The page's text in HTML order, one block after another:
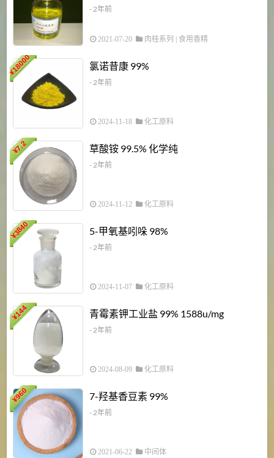
- 2年前
2021-07-20 肉桂系列 食用香精
¥
18000 氯诺昔康 99%
- 2年前
2024-11-18 化工原料
¥
7.2 草酸铵 99.5% 化学纯
- 2年前
2024-11-12 化工原料
¥
3840 5-甲氧基吲哚 98%
- 2年前
2024-11-07 化工原料
¥
144 青霉素钾工业盐 99% 1588u/mg
- 2年前
2024-08-09 化工原料
¥
960 7-羟基香豆素 99%
- 2年前
2021-06-22 中间体